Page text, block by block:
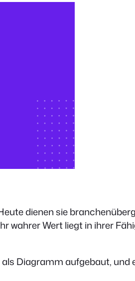
dienen sie
wahrer Wert liegt in ihrer
Diagramm aufgebaut, und